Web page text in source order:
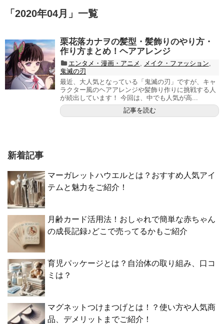
「 2020年04月 」 一覧
栗花落カナヲの髪型・髪飾りのやり方・
作り方まとめ！ヘアアレンジ
エンタメ・漫画・アニメ メイク・ファッション
鬼滅の刃
最近、大人気となっている「鬼滅の刃」ですが、キャ
ラクター風のヘアアレンジや髪飾り作りに挑戦する人
が続出しています！ 今回は、中でも人気が高...
記事を読む
新着記事
マーガレットハウエルとは？おすすめ人気アイ
テムと魅力をご紹介！
月齢カード活用法！おしゃれで簡単な赤ちゃん
の成長記録♪どこで売ってるかもご紹介
育児パッケージとは？自治体の取り組み、口コ
ミは？
マグネットつけまつげとは！？使い方や人気商
品、デメリットまでご紹介！